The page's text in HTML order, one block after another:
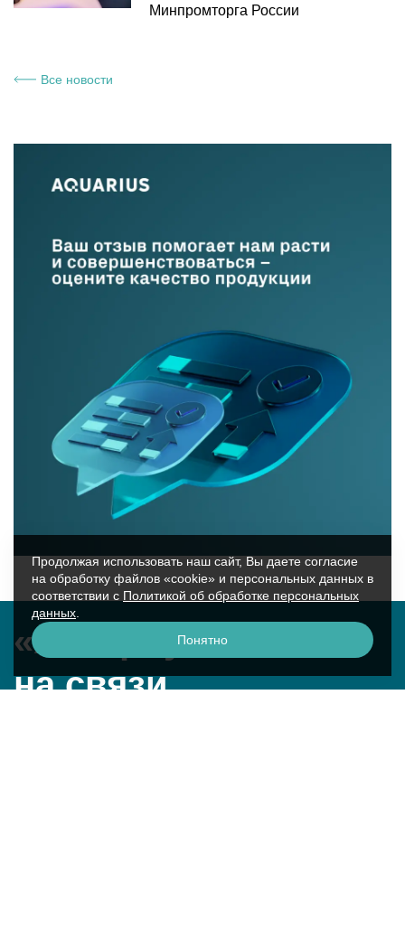
Минпромторга России
Все новости
«Аквариус»
на связи
Продолжая использовать наш сайт, Вы даете согласие
на обработку файлов «cookie» и персональных данных в
соответствии с Политикой об обработке персональных
данных
Понятно